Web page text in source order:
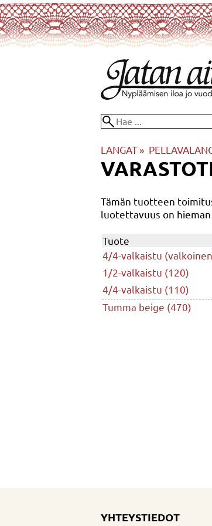
LANGAT‪»
Tämän tuotteen
luotettavuus on hieman
Tuote
4/4-valkaistu
1/2-valkaistu (120)
4/4-valkaistu (110)
Tumma beige (470)
YHTEYSTIEDOT